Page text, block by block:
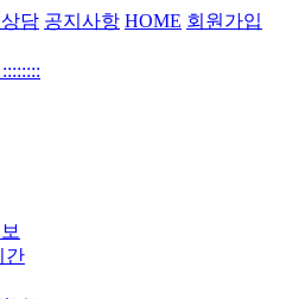
담 공지사항 HOME 회원가입
간